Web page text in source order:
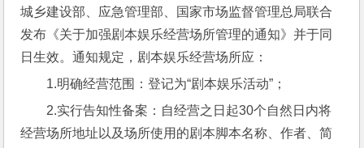
城乡建设部、应急管理部、国家市场监督管理总局联合
发布《关于加强剧本娱乐经营场所管理的通知》并于同
日生效。通知规定，剧本娱乐经营场所应：
1.明确经营范围：登记为“剧本娱乐活动”；
2.实行告知性备案：自经营之日起30个自然日内将
经营场所地址以及场所使用的剧本脚本名称、作者、简